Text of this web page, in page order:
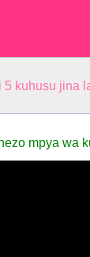
kuhusu jina
mpya wa